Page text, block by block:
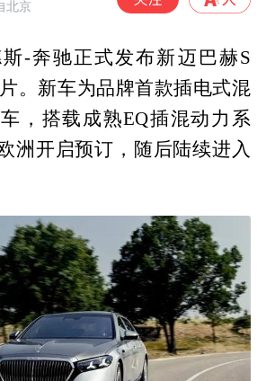
北京
-奔驰正式发布新迈巴赫S
。新车为品牌首款插电式混
，搭载成熟EQ插混动力系
洲开启预订，随后陆续进入